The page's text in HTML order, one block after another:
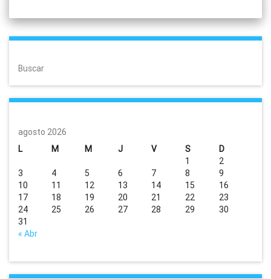
Buscar
agosto 2026
L
M M J V S D
« Abr
1
2
3
4 5 6 7 8
9
10
11 12 13 14 15
16
17
18 19 20 21 22
23
24
25 26 27 28 29
30
31